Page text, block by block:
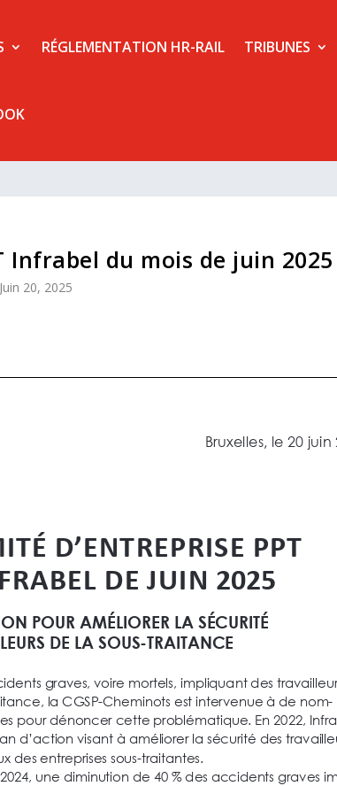
RÉGLEMENTATION HR-RAIL TRIBUNES
Infrabel du mois de juin 2025
Juin 20, 2025